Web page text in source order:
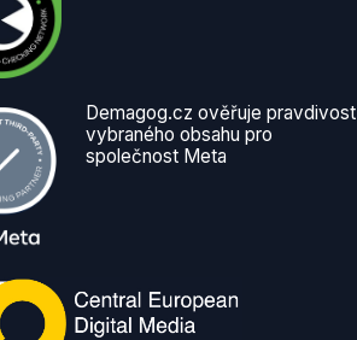
Demagog.cz ověřuje pravdivost
vybraného obsahu pro
společnost Meta